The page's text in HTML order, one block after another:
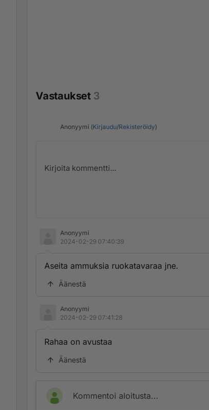
Vastaukset 3
Anonyymi (Kirjaudu/Rekisteröidy)
Anonyymi
2024-02-29 07:40:39
Aseita ammuksia ruokatavaraa jne.
Äänestä
Anonyymi
2024-02-29 07:41:28
Rahaa on avustaa
Äänestä
Kommentoi aloitusta...